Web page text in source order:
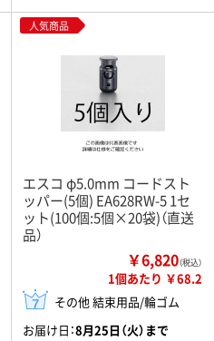
人気商品
エスコ φ5.0mm コードスト
ッパー(5個) EA628RW-5 1セ
ット(100個:5個×20袋)（直送
品）
￥6,820（税込）
1個あたり ￥68.2
その他 結束用品/輪ゴム
お届け日：8月25日（火）まで